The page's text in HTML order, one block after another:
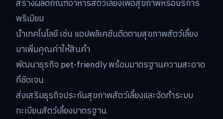
สร้างผลิตภัณฑ์อาหารสัตว์เลี้ยงเพื่อสุขภาพหรือบริการ
พรีเมียม
นำเทคโนโลยี เช่น แอปพลิเคชันติดตามสุขภาพสัตว์เลี้ยง
มาเพิ่มคุณค่าให้สินค้า
พัฒนาธุรกิจ pet-friendly พร้อมมาตรฐานความสะอาด
ที่ชัดเจน
ส่งเสริมธุรกิจประกันสุขภาพสัตว์เลี้ยงและจัดทำระบบ
ทะเบียนสัตว์เลี้ยงมาตรฐาน